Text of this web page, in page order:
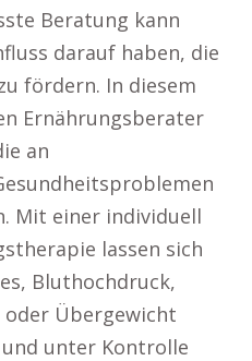
Beratung kann
darauf haben, die
fördern. In diesem
Ernährungsberater
an
Mit einer individuell
lassen sich
Bluthochdruck,
oder Übergewicht
unter Kontrolle